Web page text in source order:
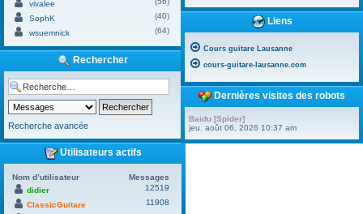
vivalee
SophK
(40)
wsuemnick
(64)
Rechercher
Recherche avancée
Utilisateurs actifs
Nom d’utilisateur
Messages
didier
12519
ClassicGuitare
11908
Liens
Cours guitare Lausanne
cours-guitare-lausanne.com
Dernières visites des robots
Baidu [Spider]
jeu. août 06, 2026 10:37 am